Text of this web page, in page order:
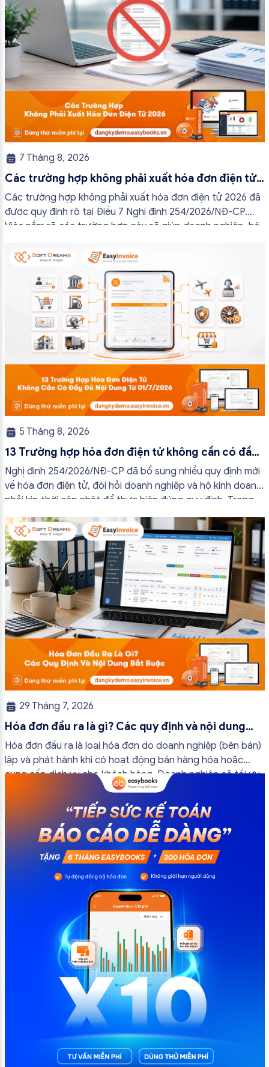
7 Tháng 8, 2026
Các trường hợp không phải xuất hóa đơn điện tử
2026
Các trường hợp không phải xuất hóa đơn điện tử 2026 đã
được quy định rõ tại Điều 7 Nghị định 254/2026/NĐ-CP.
Việc nắm rõ các trường hợp này sẽ giúp doanh nghiệp, hộ
tránh lập hóa đơn không cần thiết hoặc áp […]
5 Tháng 8, 2026
13 Trường hợp hóa đơn điện tử không cần có đầy
đủ nội dung từ 01/7/2026
Nghị định 254/2026/NĐ-CP đã bổ sung nhiều quy định mới
về hóa đơn điện tử, đòi hỏi doanh nghiệp và hộ kinh doanh
phải kịp thời cập nhật để thực hiện đúng quy định. Trong
bài viết này, hóa đơn điện tử EasyInvoice sẽ chia sẻ 13
trường hợp hóa đơn điện tử không cần […]
29 Tháng 7, 2026
Hóa đơn đầu ra là gì? Các quy định và nội dung
bắt buộc mới nhất
Hóa đơn đầu ra là loại hóa đơn do doanh nghiệp (bên bán)
lập và phát hành khi có hoạt động bán hàng hóa hoặc
cung cấp dịch vụ cho khách hàng. Doanh nghiệp sẽ tối ưu
quy trình vận hành và tránh được những án phạt hành
chính không đáng có nếu nắm rõ […]